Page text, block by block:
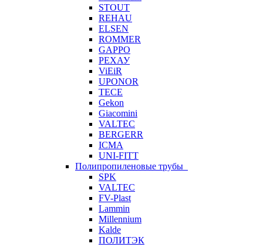
STOUT
REHAU
ELSEN
ROMMER
GAPPO
РЕХАУ
ViEiR
UPONOR
TECE
Gekon
Giacomini
VALTEC
BERGERR
ICMA
UNI-FITT
Полипропиленовые трубы
SPK
VALTEC
FV-Plast
Lammin
Millennium
Kalde
ПОЛИТЭК